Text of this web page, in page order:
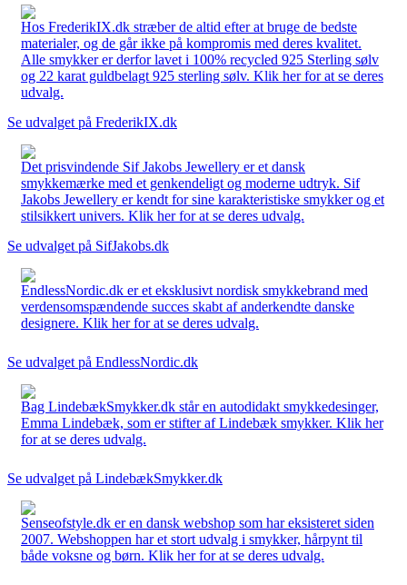
Hos FrederikIX.dk stræber de altid efter at bruge de bedste
materialer, og de går ikke på kompromis med deres kvalitet.
Alle smykker er derfor lavet i 100% recycled 925 Sterling sølv
og 22 karat guldbelagt 925 sterling sølv. Klik her for at se deres
udvalg.
Se udvalget på FrederikIX.dk
Det prisvindende Sif Jakobs Jewellery er et dansk
smykkemærke med et genkendeligt og moderne udtryk. Sif
Jakobs Jewellery er kendt for sine karakteristiske smykker og et
stilsikkert univers. Klik her for at se deres udvalg.
Se udvalget på SifJakobs.dk
EndlessNordic.dk er et eksklusivt nordisk smykkebrand med
verdensomspændende succes skabt af anderkendte danske
designere. Klik her for at se deres udvalg.
Se udvalget på EndlessNordic.dk
Bag LindebækSmykker.dk står en autodidakt smykkedesinger,
Emma Lindebæk, som er stifter af Lindebæk smykker. Klik her
for at se deres udvalg.
Se udvalget på LindebækSmykker.dk
Senseofstyle.dk er en dansk webshop som har eksisteret siden
2007. Webshoppen har et stort udvalg i smykker, hårpynt til
både voksne og børn. Klik her for at se deres udvalg.